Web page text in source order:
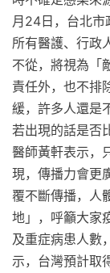
月24日，台北市
所有醫護、行政
不從，將視為「
責任外，也不排
緩，許多人還是
若出現的話是否
醫師黃軒表示，
現，傳播力會更
覆不斷傳播，人
地」，呼籲大家
及重症病患人數
示，台灣預計取